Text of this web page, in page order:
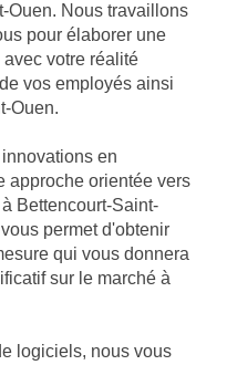
Ouen. Nous travaillons
pour élaborer une
votre réalité
vos employés ainsi
Ouen.
en
approche orientée vers
Bettencourt-Saint-
permet d'obtenir
qui vous donnera
sur le marché à
logiciels, nous vous